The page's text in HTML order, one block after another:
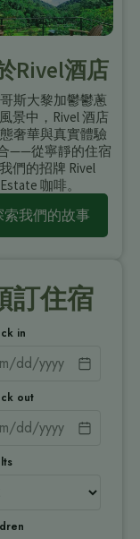
Rivel酒店
斯大黎加鬱鬱蔥
景中，Rivel 酒店
奢華與真實體驗
——從寧靜的住宿
們的招牌 Rivel
Estate 咖啡。
索我們的故事
訂住宿
in
out